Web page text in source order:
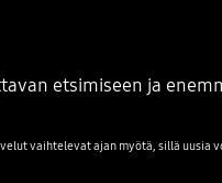
etsimiseen ja
vaihtelevat ajan myötä, sillä uusia